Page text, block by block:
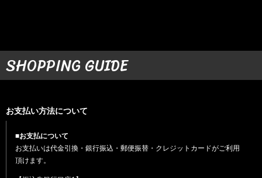
SHOPPING GUIDE
お支払い方法について
■お支払について
お支払いは代金引換・銀行振込・郵便振替・クレジットカードがご利用
頂けます。